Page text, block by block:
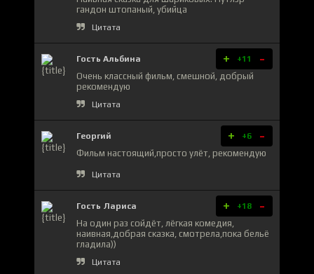
гандон штопаный, убийца
Цитата
Гость Альбина + +11 -
Очень классный фильм, смешной, добрый
рекомендую
Цитата
Георгий + +6 -
Фильм настоящий,просто улёт, рекомендую
Цитата
Гость Лариса + +18 -
На один раз сойдёт, лёгкая комедия,
наивная,добрая сказка, смотрела,пока бельё
гладила))
Цитата